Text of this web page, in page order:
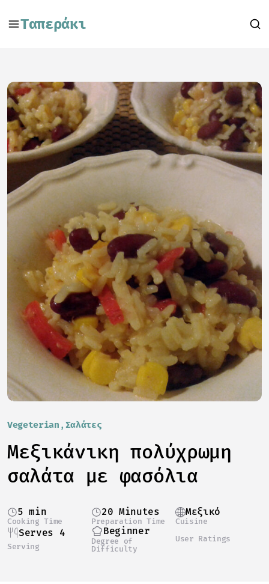
Ταπεράκι
Vegeterian Σαλάτες
Μεξικάνικη πολύχρωμη
σαλάτα με φασόλια
5 min
Cooking Time
20 Minutes
Preparation Time
Μεξικό
Cuisine
Serves 4
Serving
Beginner
Degree of
Difficulty
User Ratings